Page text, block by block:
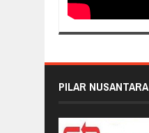
PILAR NUSANTARA